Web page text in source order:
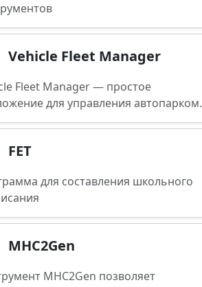
Vehicle Fleet Manager
Fleet Manager — простое
для управления автопарком.
FET
для составления школьного
MHC2Gen
MHC2Gen позволяет